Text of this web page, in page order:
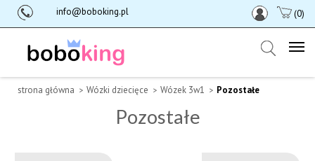
info@boboking.pl (0)
strona główna Wózki dziecięce Wózek 3w1 Pozostałe
Pozostałe